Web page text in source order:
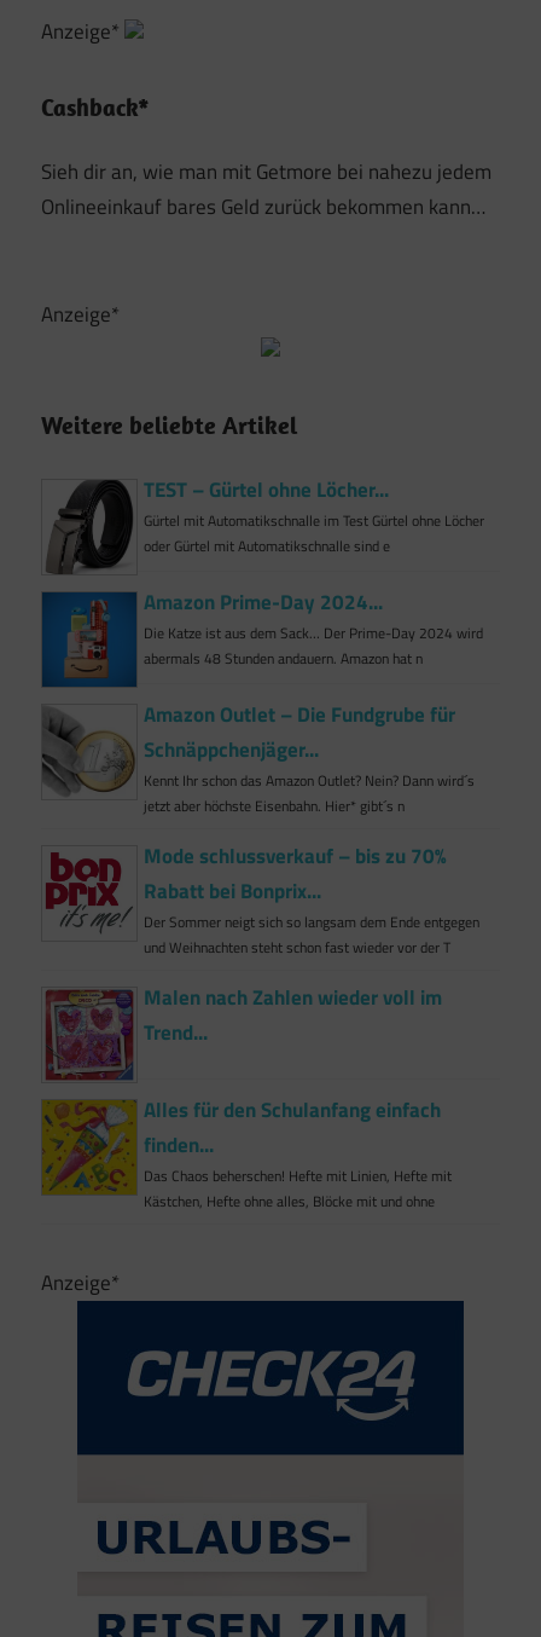
Anzeige*
Cashback*
Sieh dir an, wie man mit Getmore bei nahezu jedem
Onlineeinkauf bares Geld zurück bekommen kann…
Anzeige*
Weitere beliebte Artikel
TEST – Gürtel ohne Löcher...
Gürtel mit Automatikschnalle im Test Gürtel ohne Löcher
oder Gürtel mit Automatikschnalle sind e
Amazon Prime-Day 2024...
Die Katze ist aus dem Sack… Der Prime-Day 2024 wird
abermals 48 Stunden andauern. Amazon hat n
Amazon Outlet – Die Fundgrube für
Schnäppchenjäger...
Kennt Ihr schon das Amazon Outlet? Nein? Dann wird´s
jetzt aber höchste Eisenbahn. Hier* gibt´s n
Mode schlussverkauf – bis zu 70%
Rabatt bei Bonprix...
Der Sommer neigt sich so langsam dem Ende entgegen
und Weihnachten steht schon fast wieder vor der T
Malen nach Zahlen wieder voll im
Trend...
Alles für den Schulanfang einfach
finden...
Das Chaos beherschen! Hefte mit Linien, Hefte mit
Kästchen, Hefte ohne alles, Blöcke mit und ohne
Anzeige*